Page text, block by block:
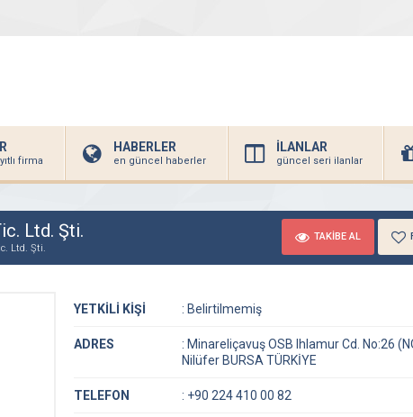
firma
HABERLER
en güncel haberler
İLANLAR
güncel seri ilanlar
Ltd. Şti.
Ltd. Şti.
TAKİBE AL
YETKİLİ KİŞİ : Belirtilmemiş
ADRES : Minareliçavuş OSB Ihlamur Cd. No:26
Nilüfer BURSA TÜRKİYE
TELEFON : +90 224 410 00 82